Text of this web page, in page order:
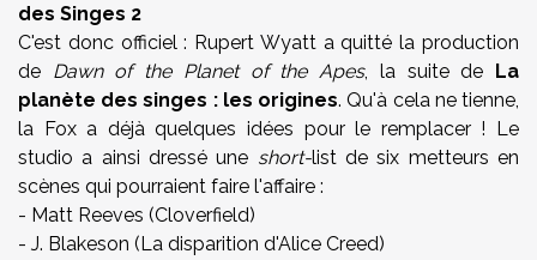
des Singes 2
C'est donc officiel : Rupert Wyatt a quitté la production
de Dawn of the Planet of the Apes, la suite de La
planète des singes : les origines. Qu'à cela ne tienne,
la Fox a déjà quelques idées pour le remplacer ! Le
studio a ainsi dressé une short-list de six metteurs en
scènes qui pourraient faire l'affaire :
- Matt Reeves (Cloverfield)
- J. Blakeson (La disparition d'Alice Creed)